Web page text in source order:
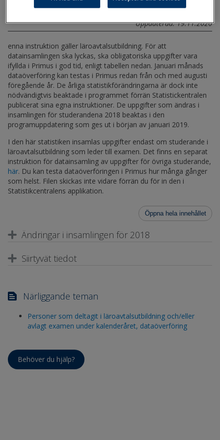
Uppdaterad: 19.11.2020
enna instruktion gäller läroavtalsutbildning. För att
datainsamlingen ska lyckas, ska obligatoriska uppgifter vara
ifyllda i Primus i god tid, enligt tabellen nedan. Januari månads
dataöverföring kan testas i Primus redan från och med augusti
föregående år. De årliga statistikförändringarna är dock inte
nödvändigtvis beaktade i programmet förrän Statistickentralen
publicerat sina egna instruktioner. De uppgifter som ändras i
insamlingen för studerandena 2018 beaktas i den
programuppdatering som ges ut i början av januari 2019.
I den här statistiken insamlas uppgifter endast om studerande i
läroavtalsutbildning som leder till examen. Det finns en separat
instruktion för datainsamling av uppgifter för övriga studerande,
här. Du kan testa dataöverföringen i Primus hur många gånger
som helst. Filen skickas inte vidare förrän du för in den i
Statistikcentralens applikation.
Öppna hela innehållet
Ändringar i insamlingen för 2018
Siirtyvät tiedot
Närliggande teman
Personer som deltagit i läroavtalsutbildning och/eller
avlagt examen under kalenderåret, dataöverföring
Behöver du hjälp?